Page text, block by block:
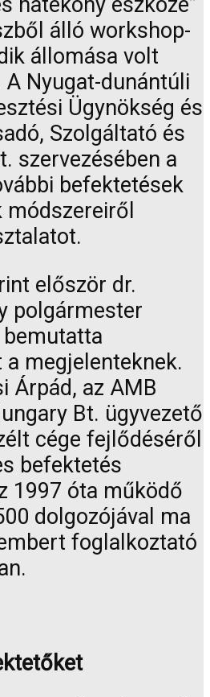
hatékony eszköze”
álló workshop-
állomása volt
Nyugat-dunántúli
Ügynökség és
Szolgáltató és
szervezésében a
befektetések
módszereiről
először dr.
polgármester
megjelenteknek.
Árpád, az AMB
Bt. ügyvezető
cége fejlődéséről
befektetés
1997 óta működő
dolgozójával ma
foglalkoztató